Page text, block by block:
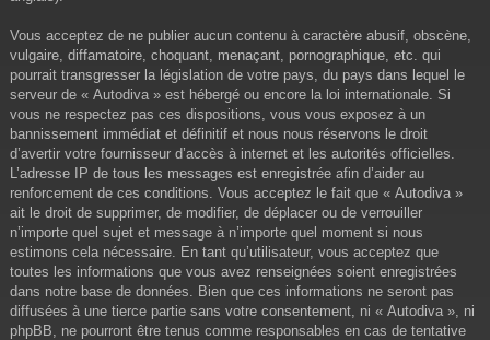
Vous acceptez de ne publier aucun contenu à caractère abusif, obscène,
vulgaire, diffamatoire, choquant, menaçant, pornographique, etc. qui
pourrait transgresser la législation de votre pays, du pays dans lequel le
serveur de « Autodiva » est hébergé ou encore la loi internationale. Si
vous ne respectez pas ces dispositions, vous vous exposez à un
bannissement immédiat et définitif et nous nous réservons le droit
d’avertir votre fournisseur d’accès à internet et les autorités officielles.
L’adresse IP de tous les messages est enregistrée afin d’aider au
renforcement de ces conditions. Vous acceptez le fait que « Autodiva »
ait le droit de supprimer, de modifier, de déplacer ou de verrouiller
n’importe quel sujet et message à n’importe quel moment si nous
estimons cela nécessaire. En tant qu’utilisateur, vous acceptez que
toutes les informations que vous avez renseignées soient enregistrées
dans notre base de données. Bien que ces informations ne seront pas
diffusées à une tierce partie sans votre consentement, ni « Autodiva », ni
phpBB, ne pourront être tenus comme responsables en cas de tentative